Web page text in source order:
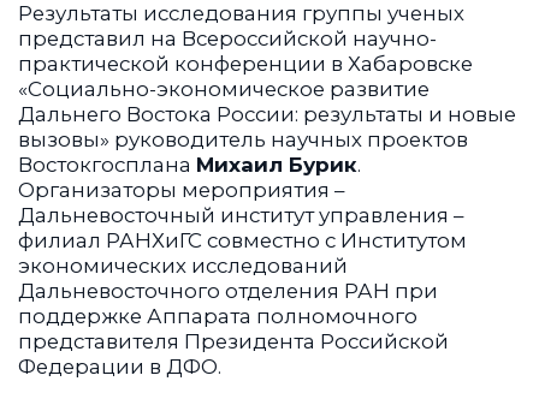
Результаты исследования группы ученых
представил на Всероссийской научно-
практической конференции в Хабаровске
«Социально-экономическое развитие
Дальнего Востока России: результаты и новые
вызовы» руководитель научных проектов
Востокгосплана Михаил Бурик.
Организаторы мероприятия –
Дальневосточный институт управления –
филиал РАНХиГС совместно с Институтом
экономических исследований
Дальневосточного отделения РАН при
поддержке Аппарата полномочного
представителя Президента Российской
Федерации в ДФО.